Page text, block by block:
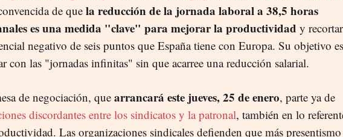
de quela reducción de la jornada laboral a 38,5 horas
es una medida "clave" para mejorar la productividad y
negativo de seis puntos que España tiene con Europa. Su objetivo es
con las "jornadas infinitas" sin que acarree una reducción salarial.
de negociación, que arrancará este jueves, 25 de enero, parte ya de
discordantes entre los sindicatos y la patronal, también en lo
Las organizaciones sindicales defienden que más